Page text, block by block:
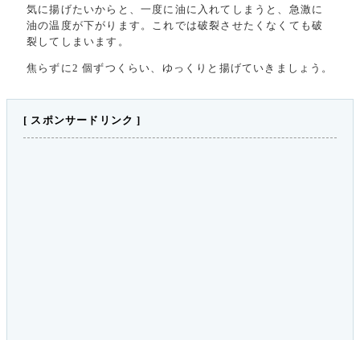
気に揚げたいからと、一度に油に入れてしまうと、急激に
油の温度が下がります。これでは破裂させたくなくても破
裂してしまいます。
焦らずに2 個ずつくらい、ゆっくりと揚げていきましょう。
[ スポンサードリンク ]